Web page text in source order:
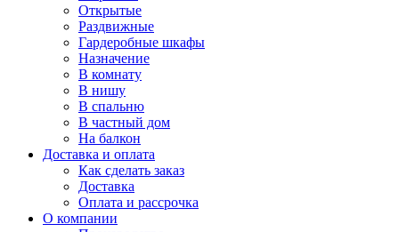
Открытые
Раздвижные
Гардеробные шкафы
Назначение
В комнату
В нишу
В спальню
В частный дом
На балкон
Доставка и оплата
Как сделать заказ
Доставка
Оплата и рассрочка
О компании